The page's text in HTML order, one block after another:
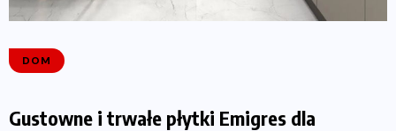
DOM
Gustowne i trwałe płytki Emigres dla